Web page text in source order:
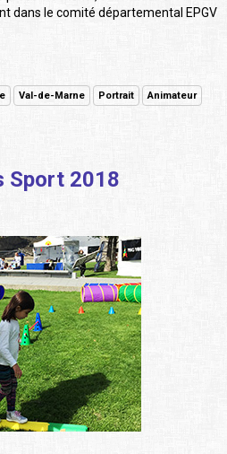
dans le comité départemental EPGV
Val-de-Marne Portrait Animateur
Sport 2018